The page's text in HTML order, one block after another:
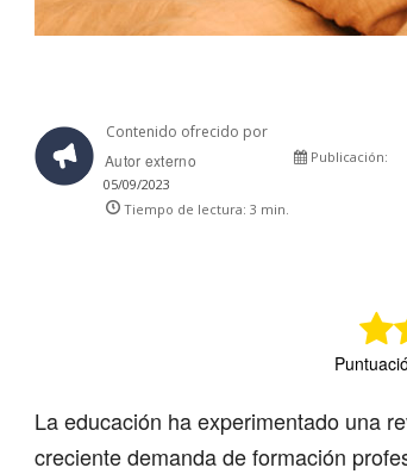
Contenido ofrecido por
Autor externo
Publicación:
05/09/2023
Tiempo de lectura: 3 min.
La educación ha experimentado una
creciente demanda de formación